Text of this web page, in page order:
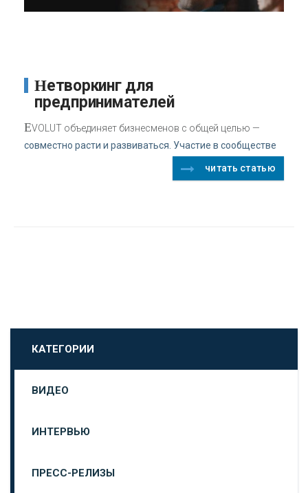
Нетворкинг для
предпринимателей
EVOLUT объединяет бизнесменов с общей целью —
совместно расти и развиваться. Участие в сообществе
читать статью
КАТЕГОРИИ
ВИДЕО
ИНТЕРВЬЮ
ПРЕСС-РЕЛИЗЫ